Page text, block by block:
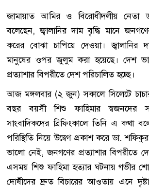
জামায়াত আমির ও বিরোধীদলীয় নেতা
বলেছেন, জ্বালানির দাম বৃদ্ধি মানে
করের বোঝা চাপিয়ে দেওয়া। জ্বালানির
মানুষের ওপর জুলুম করা হয়েছে। দেশ
প্রত্যাশার বিপরীতে দেশ পরিচালিত হচ্ছে।
আজ মঙ্গলবার (২ জুন) সকালে সিলেটে
বছর বয়সী শিশু ফাহিমার স্বজনদের
সাংবাদিকদের ব্রিফিংকালে তিনি এ কথা
পরিস্থিতি নিয়ে উদ্বেগ প্রকাশ করে ডা.
ভালো নেই, জনগণের প্রত্যাশার বিপরীতে
এসময় শিশু ফাহিমা হত্যার ঘটনায় গভীর
দোষীদের দ্রুত বিচারের আওতায় এনে